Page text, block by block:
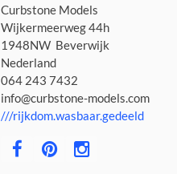
Curbstone Models
Wijkermeerweg 44h
1948NW Beverwijk
Nederland
064 243 7432
info@curbstone-models.com
///rijkdom.wasbaar.gedeeld